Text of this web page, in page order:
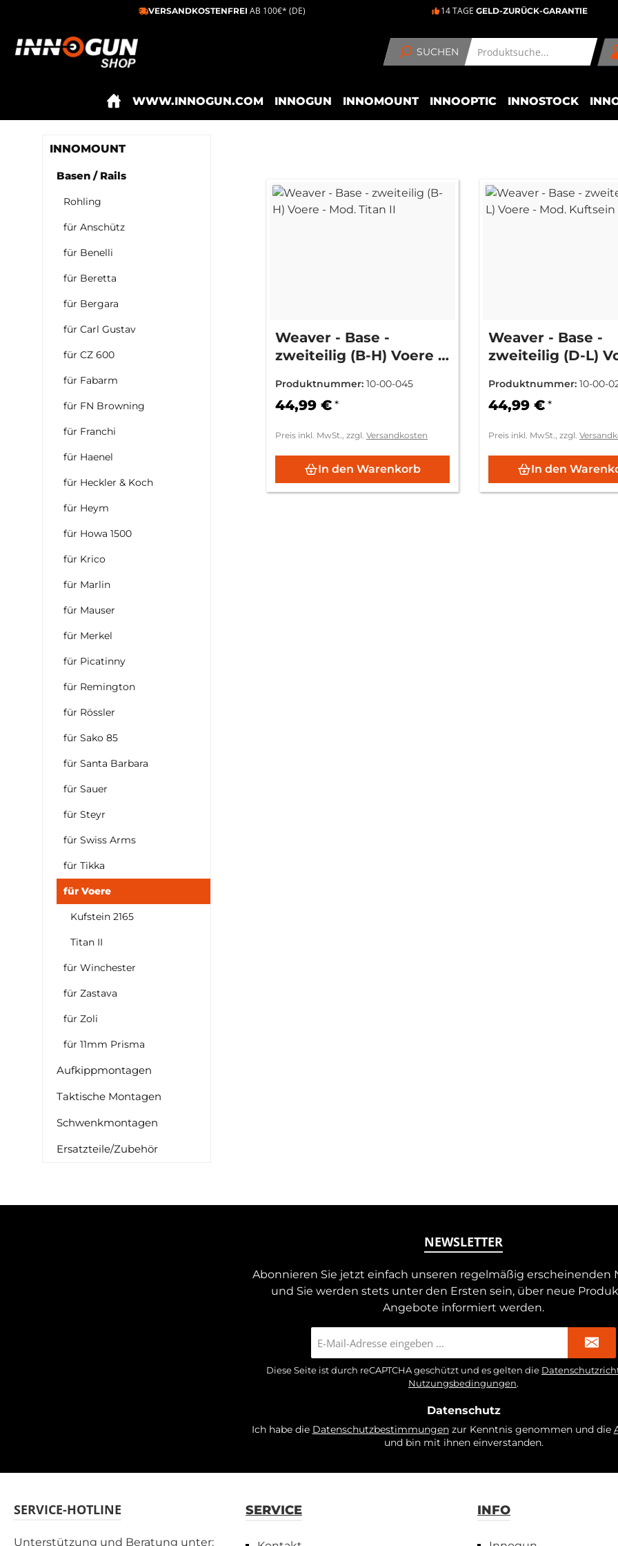
Zur Hauptnavigation springenVERSANDKOSTENFREI AB 100€* (DE) 14 TAGE GELD-ZURÜCK-GARANTIE
SUCHEN
WWW.INNOGUN.COM INNOGUN INNOMOUNT INNOOPTIC INNOSTOCK
INNOMOUNT
Basen / Rails
Rohling
für Anschütz
für Benelli
für Beretta
für Bergara
für Carl Gustav
für CZ 600
für Fabarm
für FN Browning
für Franchi
für Haenel
für Heckler & Koch
für Heym
für Howa 1500
für Krico
für Marlin
für Mauser
für Merkel
für Picatinny
für Remington
für Rössler
für Sako 85
für Santa Barbara
für Sauer
für Steyr
für Swiss Arms
für Tikka
für Voere
Kufstein 2165
Titan II
für Winchester
für Zastava
für Zoli
für 11mm Prisma
Aufkippmontagen
Taktische Montagen
Schwenkmontagen
Ersatzteile/Zubehör
Weaver - Base -
zweiteilig (B-H) Voere -
Produktnummer: 10-00-045
44,99 € *
Preis inkl. MwSt., zzgl. Versandkosten
In den Warenkorb
Weaver - Base -
zweiteilig (D-L)
Produktnummer: 10-00-
44,99 €*
Preis inkl. MwSt., zzgl.
In den
NEWSLETTER
Abonnieren Sie jetzt einfach unseren regelmäßig erscheinenden
und Sie werden stets unter den Ersten sein, über neue
Angebote informiert werden.
Mail-
Adresse
Diese Seite ist durch reCAPTCHA geschützt und es gelten die
Nutzungsbedingungen.
Datenschutz
Ich habe die Datenschutzbestimmungenzur Kenntnis genommen und die
und bin mit ihnen einverstanden.
SERVICE-HOTLINE
Unterstützung und Beratung unter:
SERVICE INFO